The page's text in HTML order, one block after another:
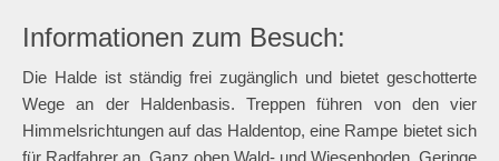
Informationen zum Besuch:
Die Halde ist ständig frei zugänglich und bietet geschotterte
Wege an der Haldenbasis. Treppen führen von den vier
Himmelsrichtungen auf das Haldentop, eine Rampe bietet sich